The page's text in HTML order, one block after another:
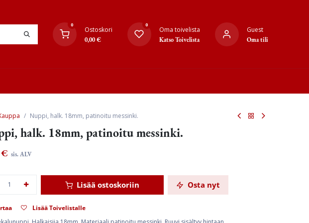
0
Ostoskori
0,00€
0
Oma toivelista
Katso Toivelista
Guest
Oma tili
Nuppi, halk. 18mm, patinoitu messinki.
halk. 18mm, patinoitu messinki.
€ sis. ALV
Lisää ostoskoriin Osta nyt
Lisää Toivelistalle